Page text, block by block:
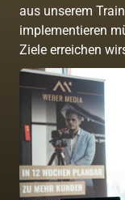
aus unserem
implementieren
Ziele erreichen